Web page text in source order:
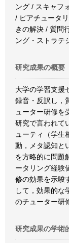
ング / スキャフ
/ ピアチュータ
きの解決 / 質問
ング・ストラテ
研究成果の概要
大学の学習支援
録音・反訳し，
ューター研修を
研究で言われて
ューティ（学生
動，メタ認知と
を方略的に問題
ータリング経験
修の効果を示唆
して，効果的な
のチューター研
研究成果の学術